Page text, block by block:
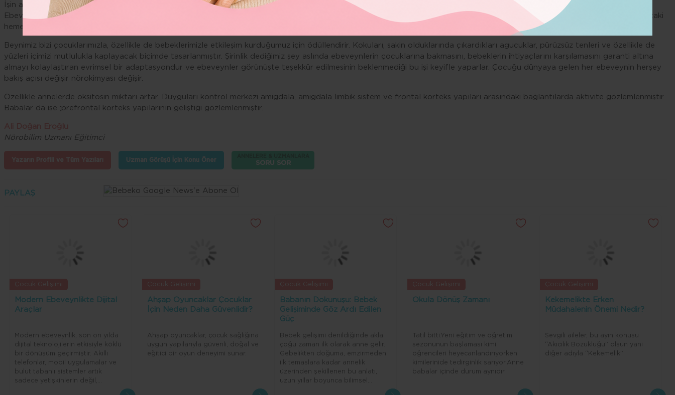
İşin aslı, birçok anne bunu mutlulukla yapar ;bunu yapmayan annenin durumunun ise patolojiktir. Ebeveyn olmayan birçok kişiye göre bu davranış bir gizem gibi görünebilir.
Ebeveynlerin minik, genellikle sinir bocacak kadar gürültülü, iradesiz ve muhtaç varlığın taleplerini karşılamak için uykudan, seksten, arkadaşlardan, özel zamanlardan ve hayattaki
hemen hemen tüm keyif veren şeylerden fedakarlık etmeye iten şey ne olabilir? Bunun sırrı, çocuk bakımının pek çok açıdan tarifi mümkün olmayan bir keyif vermesedir.
Beynimiz bizi çocuklarımızla, özellikle de bebeklerimizle etkileşim kurduğumuz için ödüllendirir. Kokuları, sakin olduklarında çıkardıkları agucuklar, pürüzsüz tenleri ve özellikle de
yüzleri içimizi mutlulukla kaplayacak biçimde tasarlanmıştır. Şirinlik dediğimiz şey aslında ebeveynlerin çocuklarına bakmasını, bebeklerin ihtiyaçlarını karşılamasını garanti altına
almayı kolaylaştıran evrimsel bir adaptasyondur ve ebeveynler görünüşte teşekkür edilmesinin beklenmediği bu işi keyifle yaparlar. Çocuğu dünyaya gelen her ebeveynin herşey
bakış açısı değişir nörokimyası değişir.
Özellikle annelerde oksitosin miktarı artar. Duyguları kontrol merkezi amigdala, amigdala limbik sistem ve frontal korteks yapıları arasındaki bağlantılarda aktivite gözlemlenmiştir.
Babalar da ise ;prefrontal korteks yapılarının geliştiği gözlemlenmiştir.
Nörobilim Uzmanı Eğitimci
Uzman Görüşü İçin Konu Öner
SORU SOR
PAYLAŞ
Modern Ebeveynlikte Dijital
Araçlar
Modern ebeveynlik, son on yılda
dijital teknolojilerin etkisiyle köklü
bir dönüşüm geçirmiştir. Akıllı
telefonlar, mobil uygulamalar ve
bulut tabanlı sistemler artık
sadece yetişkinlerin değil,
çocukların günlük yaşamının da bir
Ahşap Oyuncaklar Çocuklar
İçin Neden Daha Güvenlidir?
Ahşap oyuncaklar, çocuk sağlığına
uygun yapılarıyla güvenli, doğal ve
eğitici bir oyun deneyimi sunar.
Babanın Dokunuşu: Bebek
Gelişiminde Göz Ardı Edilen
Güç
Bebek gelişimi denildiğinde akla
çoğu zaman ilk olarak anne gelir.
Gebelikten doğuma, emzirmeden
ilk temaslara kadar annelik
üzerinden şekillenen bu anlatı,
uzun yıllar boyunca bilimsel
Okula Dönüş Zamanı
Tatil bitti.Yeni eğitim ve öğretim
sezonunun başlaması kimi
öğrencileri heyecanlandırıyorken
kimilerinide tedirginlik sarıyor.Anne
babalar içinde durum aynıdır.
Kekemelikte Erken
Müdahalenin Önemi Nedir?
Sevgili aileler, bu ayın konusu
“Akıcılık Bozukluğu” olsun yani
diğer adıyla “Kekemelik”